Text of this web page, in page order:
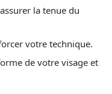
la tenue du
votre technique.
de votre visage et